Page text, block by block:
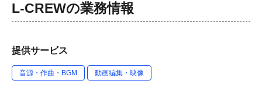
L-CREWの業務情報
提供サービス
音源・作曲・BGM 動画編集・映像